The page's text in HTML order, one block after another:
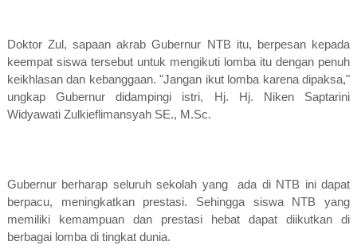
Doktor Zul, sapaan akrab Gubernur NTB itu, berpesan kepada
keempat siswa tersebut untuk mengikuti lomba itu dengan penuh
keikhlasan dan kebanggaan. "Jangan ikut lomba karena dipaksa,"
ungkap Gubernur didampingi istri, Hj. Hj. Niken Saptarini
Widyawati Zulkieflimansyah SE., M.Sc.
Gubernur berharap seluruh sekolah yang
ada di NTB ini dapat
berpacu, meningkatkan prestasi. Sehingga siswa NTB yang
memiliki kemampuan dan prestasi hebat dapat diikutkan di
berbagai lomba di tingkat dunia.